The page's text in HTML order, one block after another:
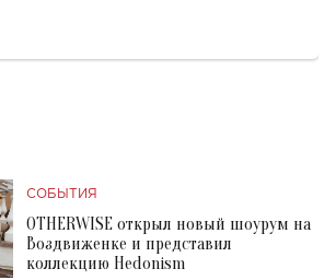
СОБЫТИЯ
OTHERWISE открыл новый шоурум на
Воздвиженке и представил
коллекцию Hedonism